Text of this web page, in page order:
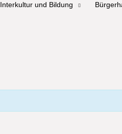
Interkultur und Bildung